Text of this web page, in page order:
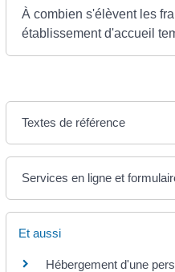
À combien s'élèvent les
établissement d'accueil
Textes de référence
Services en ligne et
Et aussi
Hébergement d'une